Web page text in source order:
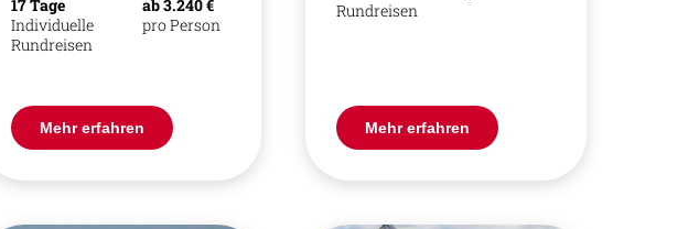
17 Tage
Individuelle
Rundreisen
ab 3.240 €
pro Person
Mehr erfahren
Rundreisen
Mehr erfahren